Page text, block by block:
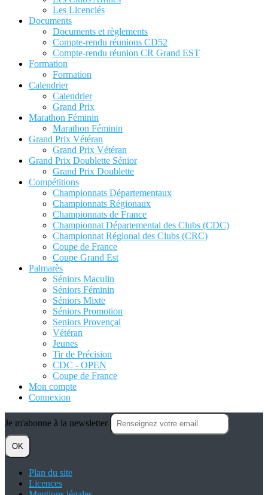
Les Licenciés
Documents
Documents et règlements
Compte-rendu réunions CD52
Compte-rendu réunion CR Grand EST
Formation
Formation
Calendrier
Calendrier
Grand Prix
Marathon Féminin
Marathon Féminin
Grand Prix Vétéran
Grand Prix Vétéran
Grand Prix Doublette Sénior
Grand Prix Doublette
Compétitions
Championnats Départementaux
Championnats Régionaux
Championnats de France
Championnat Départemental des Clubs (CDC)
Championnat Régional des Clubs (CRC)
Coupe de France
Coupe Grand Est
Palmarès
Séniors Maculin
Séniors Féminin
Séniors Mixte
Séniors Promotion
Seniors Provençal
Vétéran
Jeunes
Tir de Précision
CDC - OPEN
Coupe de France
Mon compte
Connexion
Je m'abonne à la newsletter
OK
Plan du site
Licences